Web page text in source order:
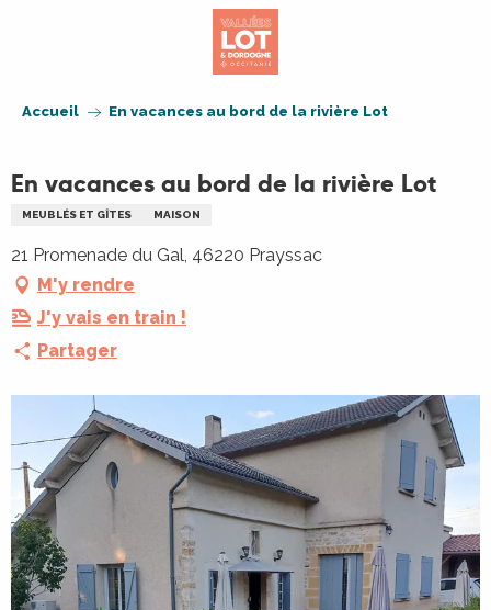
Accueil En vacances au bord de la rivière Lot
En vacances au bord de la rivière Lot
MEUBLÉS ET GÎTES MAISON
21 Promenade du Gal, 46220 Prayssac
M'y rendre
J'y vais en train !
Partager